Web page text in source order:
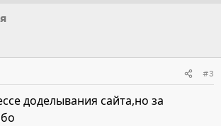
#3
доделывания сайта,но за